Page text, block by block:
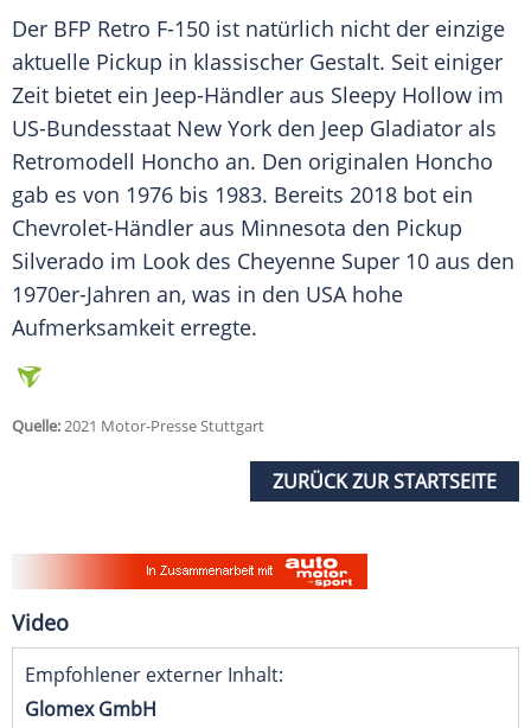
Der BFP Retro F-150 ist natürlich nicht der einzige
aktuelle Pickup in klassischer Gestalt. Seit einiger
Zeit bietet ein Jeep-Händler aus Sleepy Hollow im
US-Bundesstaat New York den Jeep Gladiator als
Retromodell Honcho an. Den originalen Honcho
gab es von 1976 bis 1983. Bereits 2018 bot ein
Chevrolet-Händler aus Minnesota den Pickup
Silverado im Look des Cheyenne Super 10 aus den
1970er-Jahren an, was in den USA hohe
Aufmerksamkeit erregte.
Quelle:2021 Motor-Presse Stuttgart
ZURÜCK ZUR STARTSEITE
Video
Empfohlener externer Inhalt:
Glomex GmbH